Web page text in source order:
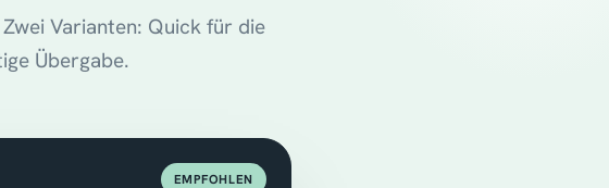
Varianten: Quick für die
Übergabe.
EMPFOHLEN